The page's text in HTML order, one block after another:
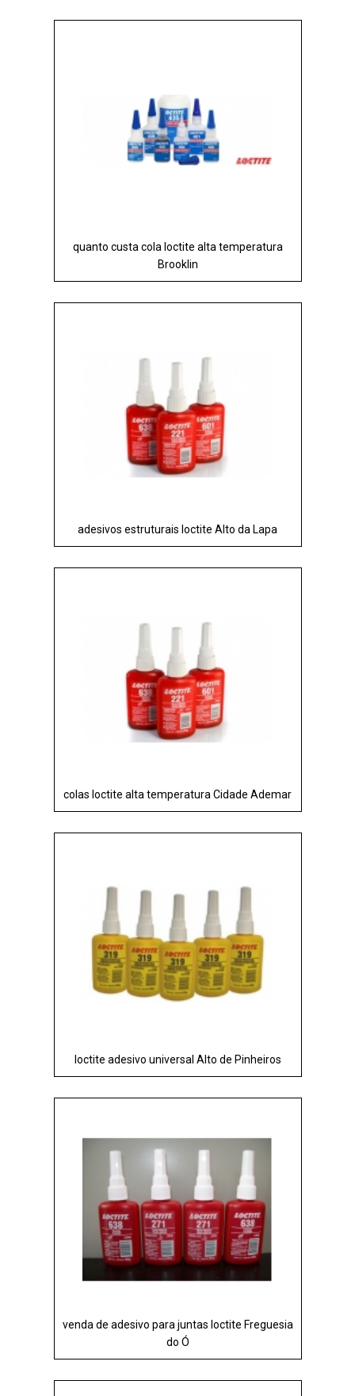
quanto custa cola loctite alta temperatura
Brooklin
adesivos estruturais loctite Alto da Lapa
colas loctite alta temperatura Cidade Ademar
loctite adesivo universal Alto de Pinheiros
venda de adesivo para juntas loctite Freguesia
do Ó